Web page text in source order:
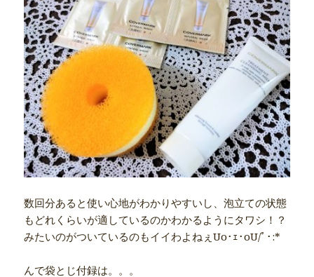
数回分あると使い心地がわかりやすいし、泡立ての状態
もどれくらいが適しているのかわかるようにタワシ！？
みたいのがついているのもイイわよねぇUo･ｪ･oU/ﾟ･:*
んで袋とじ付録は。。。